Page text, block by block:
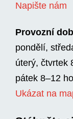
Napište nám
Provozní
pondělí,
úterý, čtvrtek
pátek 8–12
Ukázat na